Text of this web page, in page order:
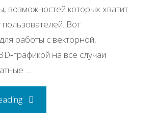
возможностей которых хватит
Вот
работы с векторной,
на все случаи
…
"18